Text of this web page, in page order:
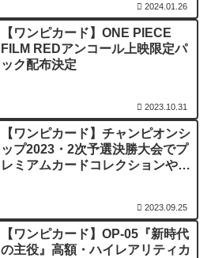
2024.01.26
【ワンピカード】ONE PIECE
FILM REDアンコール上映限定パ
ック配布決定
2023.10.31
【ワンピカード】チャンピオンシ
ップ2023・2次予選決勝大会でプ
レミアムカードコレクションや旧
2023.09.25
【ワンピカード】OP-05『新時代
の主役』高額・ハイレアリティカ